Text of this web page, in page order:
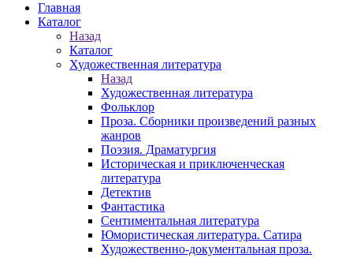
Главная
Каталог
Назад
Каталог
Художественная литература
Назад
Художественная литература
Фольклор
Проза. Сборники произведений разных
жанров
Поэзия. Драматургия
Историческая и приключенческая
литература
Детектив
Фантастика
Сентиментальная литература
Юмористическая литература. Сатира
Художественно-документальная проза.